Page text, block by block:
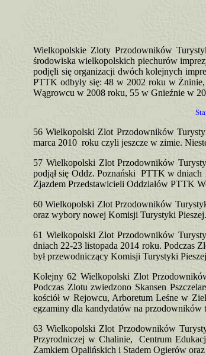
Wielkopolskie Zloty Przodowników
środowiska wielkopolskich piechurów
podjęli się organizacji dwóch kolejnych
PTTK odbyły się: 48 w 2002 roku w
Wągrowcu w 2008 roku, 55 w Gnieźnie w
56 Wielkopolski Zlot Przodowników
marca 2010 roku czyli jeszcze w zimie.
57 Wielkopolski Zlot Przodowników
podjął się Oddz. Poznański PTTK w
Zjazdem Przedstawicieli Oddziałów PTTK
60 Wielkopolski Zlot Przodowników
oraz wybory nowej Komisji Turystyki Pieszej.
61 Wielkopolski Zlot Przodowników
dniach 22-23 listopada 2014 roku. Podczas
był przewodniczący Komisji Turystyki
Kolejny 62 Wielkopolski Zlot
Podczas Zlotu zwiedzono Skansen
kościół w Rejowcu, Arboretum Leśne w
egzaminy dla kandydatów na przodowników
63 Wielkopolski Zlot Przodowników
Przyrodniczej w Chalinie, Centrum
Zamkiem Opalińskich i Stadem Ogierów